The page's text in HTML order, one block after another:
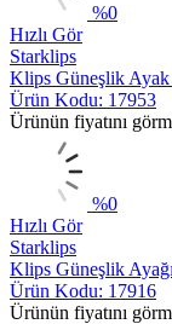
%0
Hızlı Gör
Starklips
Klips Güneşlik
Ürün Kodu: 17953
Ürünün fiyatını
%0
Hızlı Gör
Starklips
Klips Güneşlik
Ürün Kodu: 17916
Ürünün fiyatını